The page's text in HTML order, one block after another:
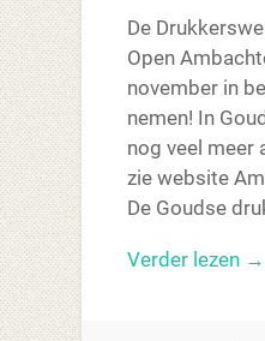
De
Open
november in
nemen! In
nog veel meer
zie website
De Goudse
Verder lezen →